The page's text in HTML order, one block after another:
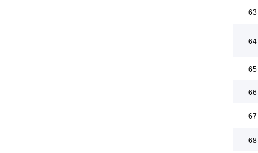
63
64
65
66
67
68